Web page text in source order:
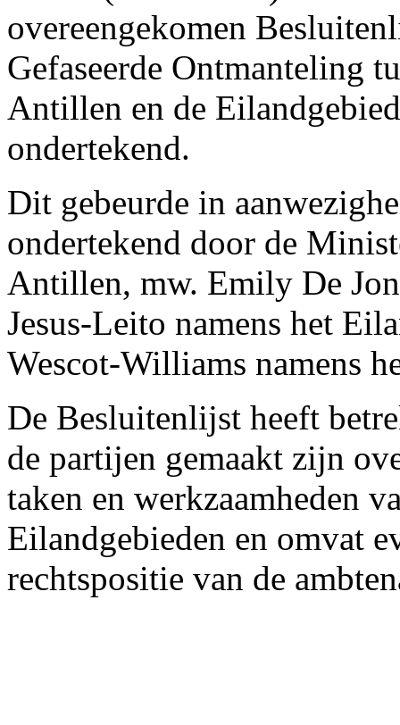
overeengekomen
Gefaseerde Ontmanteling
Antillen en de
ondertekend.
Dit gebeurde in
ondertekend door de
Antillen, mw. Emily De
Jesus-Leito namens het
Wescot-Williams namens
De Besluitenlijst heeft
de partijen gemaakt zijn
taken en werkzaamheden
Eilandgebieden en omvat
rechtspositie van de